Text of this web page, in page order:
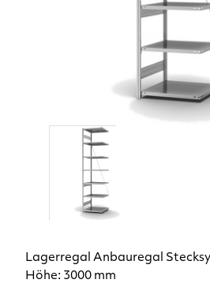
Lagerregal Anbauregal
Höhe: 3000 mm